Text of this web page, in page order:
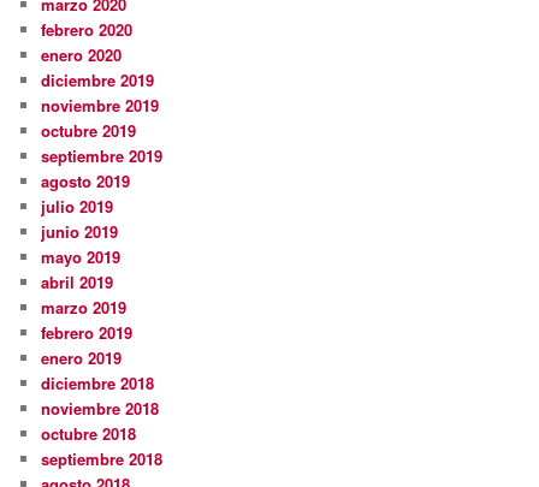
marzo 2020
febrero 2020
enero 2020
diciembre 2019
noviembre 2019
octubre 2019
septiembre 2019
agosto 2019
julio 2019
junio 2019
mayo 2019
abril 2019
marzo 2019
febrero 2019
enero 2019
diciembre 2018
noviembre 2018
octubre 2018
septiembre 2018